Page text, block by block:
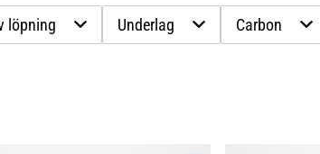
löpning Underlag Carbon